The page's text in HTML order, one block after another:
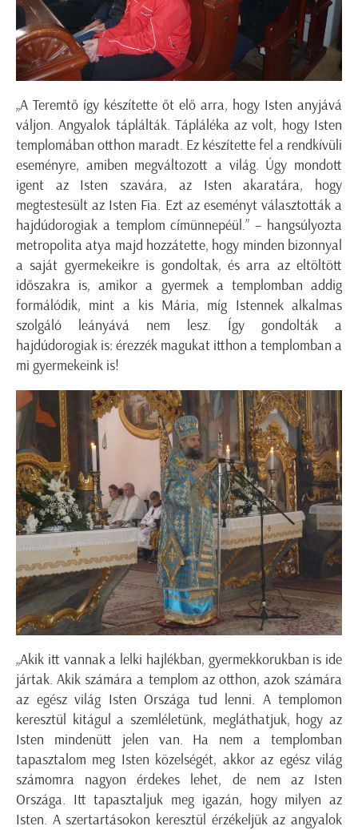
„A Teremtő így készítette őt elő arra, hogy Isten anyjává
váljon. Angyalok táplálták. Tápláléka az volt, hogy Isten
templomában otthon maradt. Ez készítette fel a rendkívüli
eseményre, amiben megváltozott a világ. Úgy mondott
igent az Isten szavára, az Isten akaratára, hogy
megtestesült az Isten Fia. Ezt az eseményt választották a
hajdúdorogiak a templom címünnepéül.” – hangsúlyozta
metropolita atya majd hozzátette, hogy minden bizonnyal
a saját gyermekeikre is gondoltak, és arra az eltöltött
időszakra is, amikor a gyermek a templomban addig
formálódik, mint a kis Mária, míg Istennek alkalmas
szolgáló leányává nem lesz. Így gondolták a
hajdúdorogiak is: érezzék magukat itthon a templomban a
mi gyermekeink is!
„Akik itt vannak a lelki hajlékban, gyermekkorukban is ide
jártak. Akik számára a templom az otthon, azok számára
az egész világ Isten Országa tud lenni. A templomon
keresztül kitágul a szemléletünk, megláthatjuk, hogy az
Isten mindenütt jelen van. Ha nem a templomban
tapasztalom meg Isten közelségét, akkor az egész világ
számomra nagyon érdekes lehet, de nem az Isten
Országa. Itt tapasztaljuk meg igazán, hogy milyen az
Isten. A szertartásokon keresztül érzékeljük az angyalok